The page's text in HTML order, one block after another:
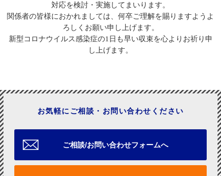
対応を検討・実施してまいります。
関係者の皆様におかれましては、何卒ご理解を賜りますようよ
ろしくお願い申し上げます。
新型コロナウイルス感染症の1日も早い収束を心よりお祈り申
し上げます。
お気軽にご相談・お問い合わせください
ご相談/お問い合わせフォームへ